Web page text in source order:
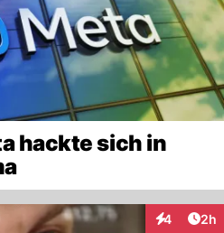
hackte sich in
4 2h